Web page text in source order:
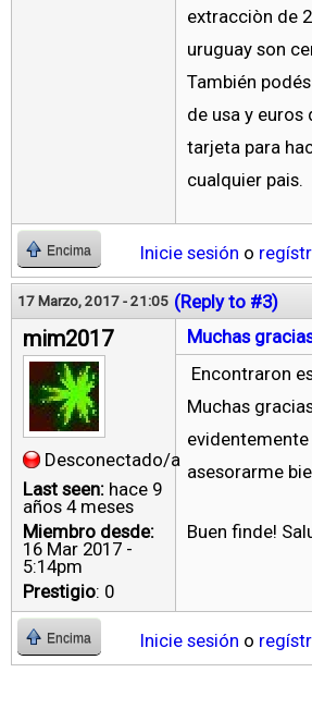
extracciòn de
uruguay son
También
de usa y euros
tarjeta para
cualquier pais.
Encima Inicie sesión o
17 Marzo, 2017 - 21:05 (Reply to #3)
mim2017
Desconectado/a
Last seen: hace 9
años 4 meses
Miembro desde:
16 Mar 2017 -
5:14pm
Prestigio: 0
Muchas
Encontraron
Muchas
asesorarme
Buen finde!
Encima Inicie sesión o